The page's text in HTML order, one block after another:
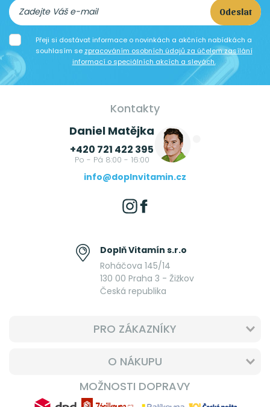
Odeslat
Přeji si dostávat informace o novinkách a akčních nabídkách a
souhlasím se zpracováním osobních údajů za účelem zasílání
informací o speciálních akcích a slevách.
Kontakty
Daniel Matějka
+420 721 422 395
Po - Pá 8:00 - 16:00
info@doplnvitamin.cz
Doplň Vitamín s.r.o
Roháčova 145/14
130 00 Praha 3 - Žižkov
Česká republika
PRO ZÁKAZNÍKY
O NÁKUPU
MOŽNOSTI DOPRAVY